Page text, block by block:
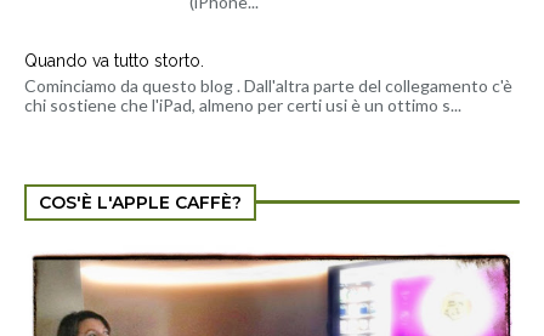
Quando va tutto storto.
Cominciamo da questo blog . Dall'altra parte del collegamento c'è
chi sostiene che l'iPad, almeno per certi usi è un ottimo s...
COS'È L'APPLE CAFFÈ?